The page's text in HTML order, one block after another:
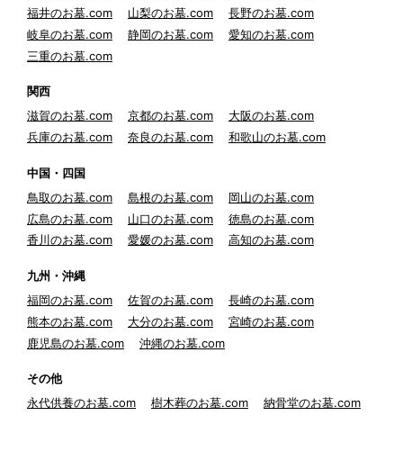
福井のお墓.com
山梨のお墓.com
長野のお墓.com
岐阜のお墓.com
静岡のお墓.com
愛知のお墓.com
三重のお墓.com
関西
滋賀のお墓.com
京都のお墓.com
大阪のお墓.com
兵庫のお墓.com
奈良のお墓.com 和歌山のお墓.com
中国・四国
鳥取のお墓.com
島根のお墓.com
岡山のお墓.com
広島のお墓.com
山口のお墓.com
徳島のお墓.com
香川のお墓.com
愛媛のお墓.com 高知のお墓.com
九州・沖縄
福岡のお墓.com
佐賀のお墓.com
長崎のお墓.com
熊本のお墓.com
大分のお墓.com
宮崎のお墓.com
鹿児島のお墓.com
沖縄のお墓.com
その他
永代供養のお墓.com
樹木葬のお墓.com 納骨堂のお墓.com